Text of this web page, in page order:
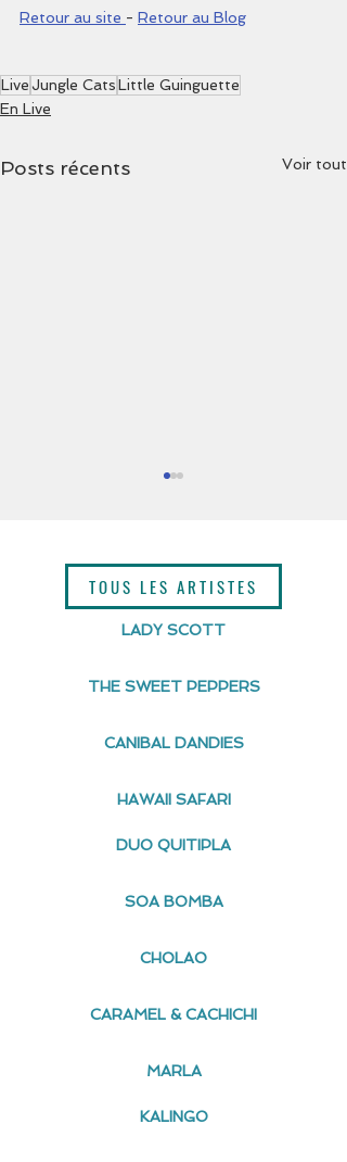
Retour au site - Retour au Blog
Live Jungle CatsLittle Guinguette
En Live
Posts récents Voir tout
Cats au Festival 100%
TOUS LES ARTISTES
LADY SCOTT
THE SWEET PEPPERS
CANIBAL DANDIES
HAWAII SAFARI
DUO QUITIPLA
SOA BOMBA
CHOLAO
CARAMEL & CACHICHI
MARLA
KALINGO